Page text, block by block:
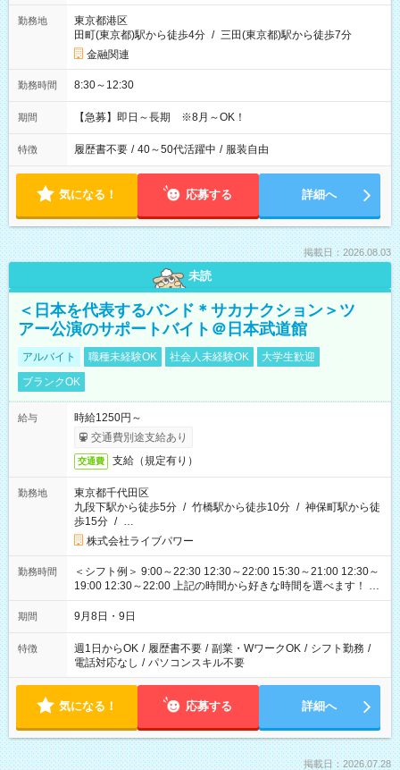
勤務地
東京都港区
田町(東京都)駅から徒歩4分 / 三田(東京都)駅から徒歩7分
金融関連
勤務時間 8:30～12:30
期間 【急募】即日～長期 ※8月～OK！
特徴 履歴書不要 / 40～50代活躍中 / 服装自由
気になる！ 応募する 詳細へ
掲載日：2026.08.03
未読
＜日本を代表するバンド＊サカナクション＞ツ
アー公演のサポートバイト＠日本武道館
アルバイト 職種未経験OK 社会人未経験OK
大学生歓迎
ブランクOK
給与
時給1250円～
交通費別途支給あり
交通費 支給（規定有り）
勤務地
東京都千代田区
九段下駅から徒歩5分 / 竹橋駅から徒歩10分 / 神保町駅から徒
歩15分 / …
株式会社ライブパワー
勤務時間
＜シフト例＞ 9:00～22:30 12:30～22:00 15:30～21:00 12:30～
19:00 12:30～22:00 上記の時間から好きな時間を選べます！ ※
時間は変更となる可能性があります
期間 9月8日・9日
特徴 週1日からOK / 履歴書不要 / 副業・WワークOK / シフト勤務 /
電話対応なし / パソコンスキル不要
気になる！ 応募する 詳細へ
掲載日：2026.07.28